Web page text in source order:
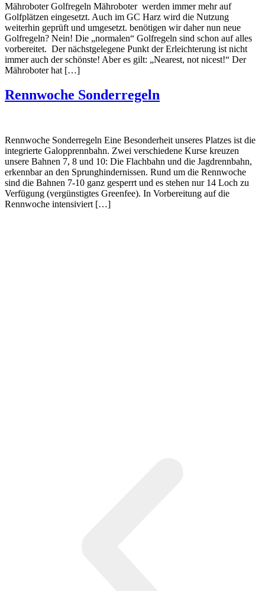
Mähroboter Golfregeln Mähroboter werden immer mehr auf
Golfplätzen eingesetzt. Auch im GC Harz wird die Nutzung
weiterhin geprüft und umgesetzt. benötigen wir daher nun neue
Golfregeln? Nein! Die „normalen“ Golfregeln sind schon auf alles
vorbereitet. Der nächstgelegene Punkt der Erleichterung ist nicht
immer auch der schönste! Aber es gilt: „Nearest, not nicest!“ Der
Mähroboter hat […]
Rennwoche Sonderregeln
Rennwoche Sonderregeln Eine Besonderheit unseres Platzes ist die
integrierte Galopprennbahn. Zwei verschiedene Kurse kreuzen
unsere Bahnen 7, 8 und 10: Die Flachbahn und die Jagdrennbahn,
erkennbar an den Sprunghindernissen. Rund um die Rennwoche
sind die Bahnen 7-10 ganz gesperrt und es stehen nur 14 Loch zu
Verfügung (vergünstigtes Greenfee). In Vorbereitung auf die
Rennwoche intensiviert […]